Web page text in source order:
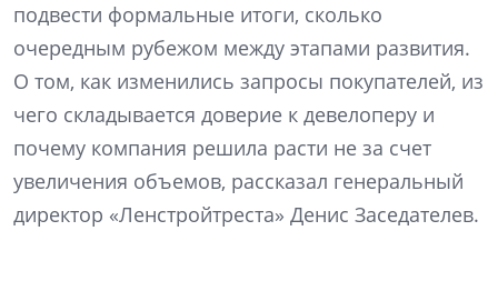
подвести формальные итоги, сколько
очередным рубежом между этапами развития.
О том, как изменились запросы покупателей, из
чего складывается доверие к девелоперу и
почему компания решила расти не за счет
увеличения объемов, рассказал генеральный
директор «Ленстройтреста» Денис Заседателев.